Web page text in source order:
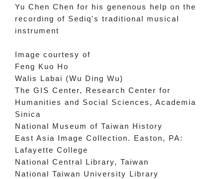
Yu Chen Chen for his genenous help on the
recording of Sediq's traditional musical
instrument
Image courtesy of
Feng Kuo Ho
Walis Labai (Wu Ding Wu)
The GIS Center, Research Center for
Humanities and Social Sciences, Academia
Sinica
National Museum of Taiwan History
East Asia Image Collection. Easton, PA:
Lafayette College
National Central Library, Taiwan
National Taiwan University Library